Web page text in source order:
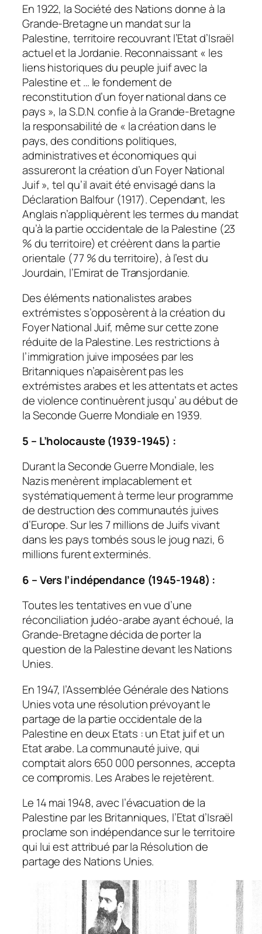
En 1922, la Société des Nations donne à la
Grande-Bretagne un mandat sur la
Palestine, territoire recouvrant l’Etat d’Israël
actuel et la Jordanie. Reconnaissant « les
liens historiques du peuple juif avec la
Palestine et … le fondement de
reconstitution d’un foyer national dans ce
pays », la S.D.N. confie à la Grande-Bretagne
la responsabilité de « la création dans le
pays, des conditions politiques,
administratives et économiques qui
assureront la création d’un Foyer National
Juif », tel qu’il avait été envisagé dans la
Déclaration Balfour (1917). Cependant, les
Anglais n’appliquèrent les termes du mandat
qu’à la partie occidentale de la Palestine (23
% du territoire) et créèrent dans la partie
orientale (77 % du territoire), à l’est du
Jourdain, l’Emirat de Transjordanie.
Des éléments nationalistes arabes
extrémistes s’opposèrent à la création du
Foyer National Juif, même sur cette zone
réduite de la Palestine. Les restrictions à
l’immigration juive imposées par les
Britanniques n’apaisèrent pas les
extrémistes arabes et les attentats et actes
de violence continuèrent jusqu’ au début de
la Seconde Guerre Mondiale en 1939.
5 – L’holocauste (1939-1945) :
Durant la Seconde Guerre Mondiale, les
Nazis menèrent implacablement et
systématiquement à terme leur programme
de destruction des communautés juives
d’Europe. Sur les 7 millions de Juifs vivant
dans les pays tombés sous le joug nazi, 6
millions furent exterminés.
6 – Vers l’indépendance (1945-1948) :
Toutes les tentatives en vue d’une
réconciliation judéo-arabe ayant échoué, la
Grande-Bretagne décida de porter la
question de la Palestine devant les Nations
Unies.
En 1947, l’Assemblée Générale des Nations
Unies vota une résolution prévoyant le
partage de la partie occidentale de la
Palestine en deux Etats : un Etat juif et un
Etat arabe. La communauté juive, qui
comptait alors 650 000 personnes, accepta
ce compromis. Les Arabes le rejetèrent.
Le 14 mai 1948, avec l’évacuation de la
Palestine par les Britanniques, l’Etat d’Israël
proclame son indépendance sur le territoire
qui lui est attribué par la Résolution de
partage des Nations Unies.